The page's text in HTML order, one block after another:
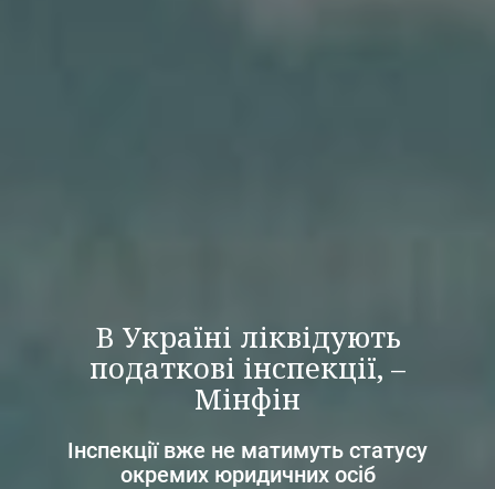
В Україні ліквідують
податкові інспекції, –
Мінфін
Інспекції вже не матимуть статусу
окремих юридичних осіб